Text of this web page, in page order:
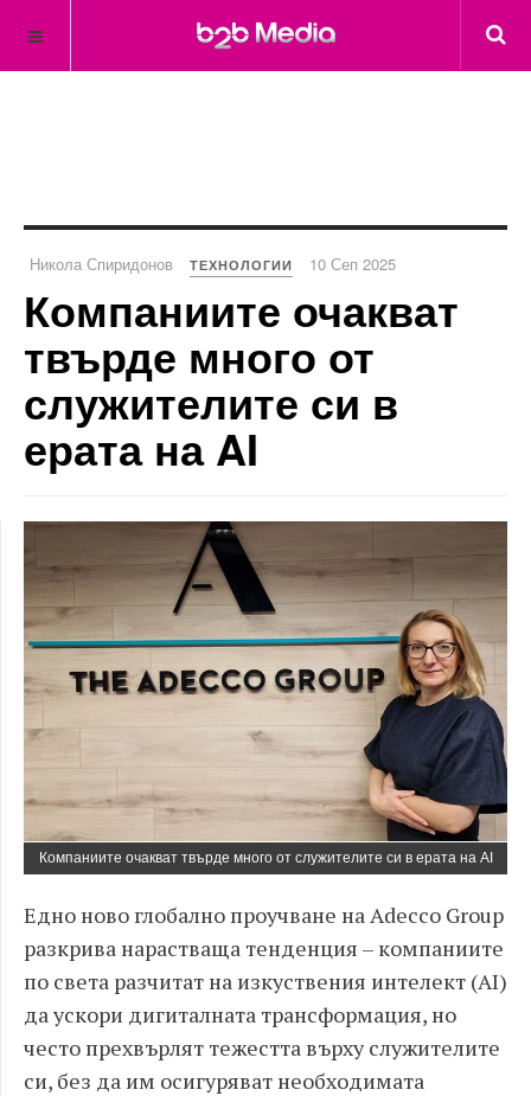
Никола Спиридонов ТЕХНОЛОГИИ 10 Сеп 2025
Компаниите очакват
твърде много от
служителите си в
ерата на AI
Компаниите очакват твърде много от служителите си в ерата на AI
Едно ново глобално проучване на Adecco Group
разкрива нарастваща тенденция – компаниите
по света разчитат на изкуствения интелект (AI)
да ускори дигиталната трансформация, но
често прехвърлят тежестта върху служителите
си, без да им осигуряват необходимата